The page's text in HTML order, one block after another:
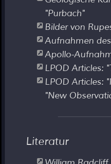
"Purbach"
Bilder von
Aufnahmen
Apollo-
LPOD Articles:
LPOD Articles:
"New
Literatur